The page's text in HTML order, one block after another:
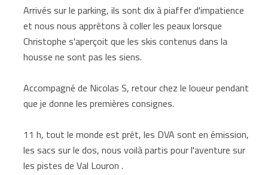
Arrivés sur le parking, ils sont dix à piaffer d'impatience
et nous nous apprêtons à coller les peaux lorsque
Christophe s'aperçoit que les skis contenus dans la
housse ne sont pas les siens.
Accompagné de Nicolas S, retour chez le loueur pendant
que je donne les premières consignes.
11 h, tout le monde est prêt, les DVA sont en émission,
les sacs sur le dos, nous voilà partis pour l'aventure sur
les pistes de Val Louron .